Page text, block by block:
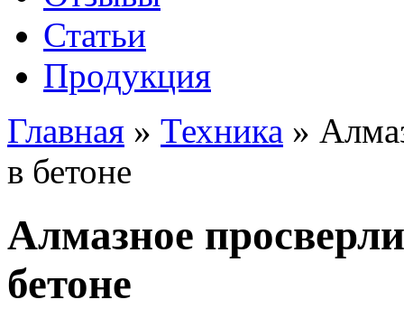
Статьи
Продукция
Главная » Техника »
в бетоне
Алмазное
бетоне